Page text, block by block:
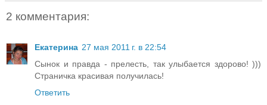
2 комментария:
Екатерина 27 мая 2011 г. в 22:54
Сынок и правда - прелесть, так улыбается здорово! )))
Страничка красивая получилась!
Ответить